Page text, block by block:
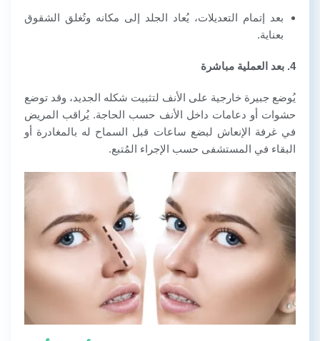
بعد إتمام التعديلات، يُعاد الجلد إلى مكانه وتُغلق الشقوق
بعناية.
4. بعد العملية مباشرة
يُوضع جبيرة خارجية على الأنف لتثبيت شكله الجديد، وقد توضع
حشوات أو دعامات داخل الأنف حسب الحاجة. يُراقب المريض
في غرفة الإنعاش لبضع ساعات قبل السماح له بالمغادرة أو
البقاء في المستشفى حسب الإجراء المُتبع.